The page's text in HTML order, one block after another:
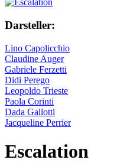
Darsteller:
Lino Capolicchio
Claudine Auger
Gabriele Ferzetti
Didi Perego
Leopoldo Trieste
Paola Corinti
Dada Gallotti
Jacqueline Perrier
Escalation